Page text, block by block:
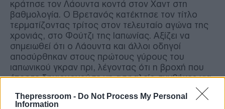
Thepressroom - Do Not Process My Personal
Information
κράτησε τον Λάουντα κοντά στον Χαντ στη
βαθμολογία. Ο Βρετανός κατέκτησε τον τίτλο
τερματίζοντας τρίτος στον τελευταίο αγώνα της
χρονιάς, στο Φούτζι της Ιαπωνίας. Αξίζει να
σημειωθεί ότι ο Λάουντα και άλλοι οδηγοί
αποσύρθηκαν στους πρώτους γύρους του
ιαπωνικού γκραν πρι, λέγοντας ότι η βροχή που
έπεφτε δημιουργούσε μη ασφαλείς συνθήκες για
τη διεξαγωγή του αγώνα, στον οποίο επικράτησε
ο Μάριο Αντρέτι.